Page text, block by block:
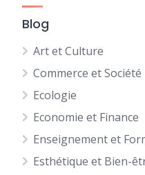
Blog
Art et Culture
Commerce et Société
Ecologie
Economie et Finance
Enseignement et
Esthétique et Bien-